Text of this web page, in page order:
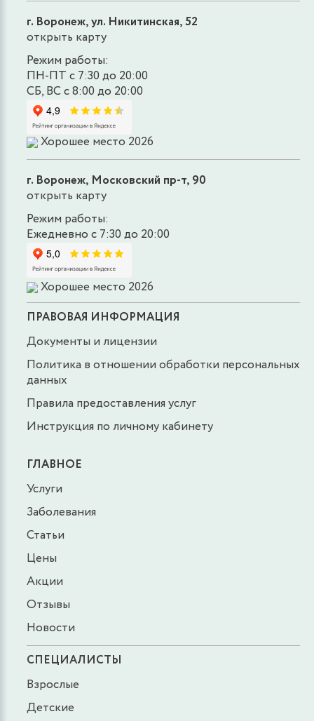
г. Воронеж, ул. Никитинская, 52
открыть карту
Режим работы:
ПН-ПТ с 7:30 до 20:00
СБ, ВС с 8:00 до 20:00
Хорошее место 2026
г. Воронеж, Московский пр-т, 90
открыть карту
Режим работы:
Ежедневно с 7:30 до 20:00
Хорошее место 2026
ПРАВОВАЯ ИНФОРМАЦИЯ
Документы и лицензии
Политика в отношении обработки персональных
данных
Правила предоставления услуг
Инструкция по личному кабинету
ГЛАВНОЕ
Услуги
Заболевания
Статьи
Цены
Акции
Отзывы
Новости
СПЕЦИАЛИСТЫ
Взрослые
Детские